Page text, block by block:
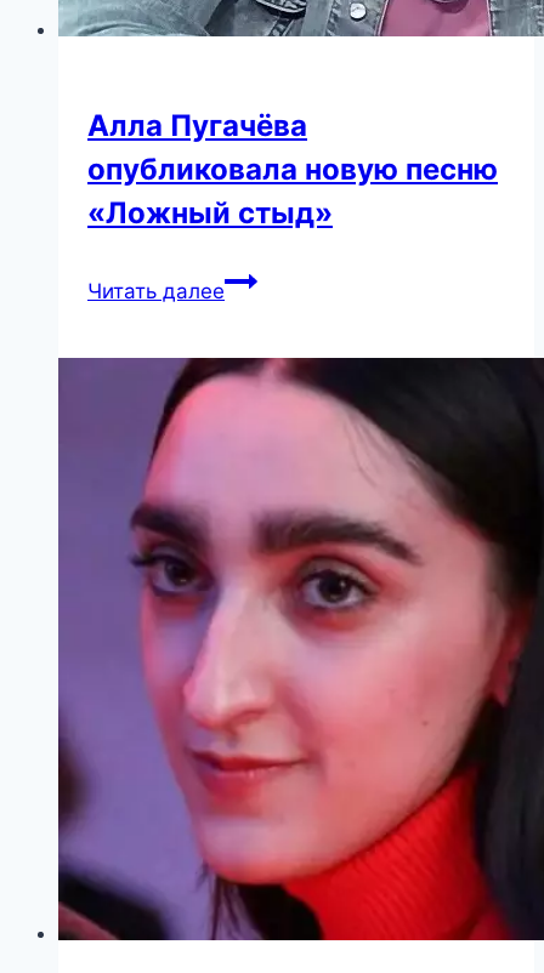
Алла Пугачёва
опубликовала новую песню
«Ложный стыд»
Читать далееАлла
новую